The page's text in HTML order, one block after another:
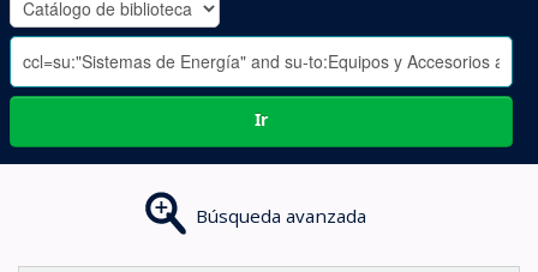
-
Ir
Búsqueda avanzada